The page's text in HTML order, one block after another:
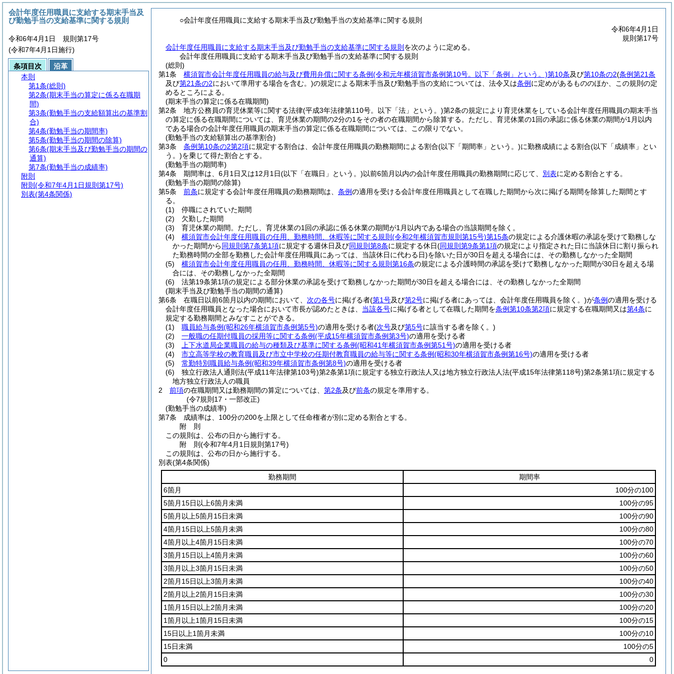
○会計年度任用職員に支給する期末手当及び勤勉手当の支給基準に関する規則
令和6年4月1日
規則第17号
会計年度任用職員に支給する期末手当及び勤勉手当の支給基準に関する規則 を次のように定める。
会計年度任用職員に支給する期末手当及び勤勉手当の支給基準に関する規則
(総則)
第1条
横須賀市会計年度任用職員の給与及び費用弁償に関する条例(令和元年横須賀市条例第10号。以下「条例」という。)第10条及び第10条の2(条例第21条
及び第21条の2において準用する場合を含む。)の規定による期末手当及び勤勉手当の支給については、法令又は条例 に定めがあるもののほか、この規則の定
めるところによる。
(期末手当の算定に係る在職期間)
第2条
地方公務員の育児休業等に関する法律(平成3年法律第110号。以下「法」という。)第2条の規定により育児休業をしている会計年度任用職員の期末手当
の算定に係る在職期間については、育児休業の期間の2分の1をその者の在職期間から除算する。 ただし、育児休業の1回の承認に係る休業の期間が1月以内
である場合の会計年度任用職員の期末手当の算定に係る在職期間については、この限りでない。
(勤勉手当の支給額算出の基準割合)
第3条
条例第10条の2第2項に規定する割合は、会計年度任用職員の勤務期間による割合(以下「期間率」という。)に勤務成績による割合(以下「成績率」とい
う。)を乗じて得た割合とする。
(勤勉手当の期間率)
第4条
期間率は、6月1日又は12月1日(以下「在職日」という。)以前6箇月以内の会計年度任用職員の勤務期間に応じて、 別表に定める割合とする。
(勤勉手当の期間の除算)
第5条
前条に規定する会計年度任用職員の勤務期間は、 条例の適用を受ける会計年度任用職員として在職した期間から次に掲げる期間を除算した期間とす
る。
(1)
停職にされていた期間
(2)
欠勤した期間
(3)
育児休業の期間。 ただし、育児休業の1回の承認に係る休業の期間が1月以内である場合の当該期間を除く。
(4)
横須賀市会計年度任用職員の任用、勤務時間、休暇等に関する規則 (令和2年横須賀市規則第15号)第15条の規定による介護休暇の承認を受けて勤務しな
かった期間から同規則第7条第1項に規定する週休日及び同規則第8条に規定する休日(同規則第9条第1項の規定により指定された日に当該休日に割り振られ
た勤務時間の全部を勤務した会計年度任用職員にあっては、当該休日に代わる日)を除いた日が30日を超える場合には、その勤務しなかった全期間
(5)
横須賀市会計年度任用職員の任用、勤務時間、休暇等に関する規則第16条の規定による介護時間の承認を受けて勤務しなかった期間が30日を超える場
合には、その勤務しなかった全期間
(6)
法第19条第1項の規定による部分休業の承認を受けて勤務しなかった期間が30日を超える場合には、その勤務しなかった全期間
(期末手当及び勤勉手当の期間の通算)
第6条
在職日以前6箇月以内の期間において、 次の各号に掲げる者(第1号及び第2号に掲げる者にあっては、会計年度任用職員を除く。)が条例の適用を受ける
会計年度任用職員となった場合において市長が認めたときは、 当該各号に掲げる者として在職した期間を条例第10条第2項に規定する在職期間又は第4条に
規定する勤務期間とみなすことができる。
(1)
職員給与条例(昭和26年横須賀市条例第5号)の適用を受ける者(次号及び第5号に該当する者を除く。)
(2)
一般職の任期付職員の採用等に関する条例(平成15年横須賀市条例第3号)の適用を受ける者
(3)
上下水道局企業職員の給与の種類及び基準に関する条例(昭和41年横須賀市条例第51号)の適用を受ける者
(4)
市立高等学校の教育職員及び市立中学校の任期付教育職員の給与等に関する条例(昭和30年横須賀市条例第16号)の適用を受ける者
(5)
常勤特別職員給与条例(昭和39年横須賀市条例第8号)の適用を受ける者
(6)
独立行政法人通則法(平成11年法律第103号)第2条第1項に規定する独立行政法人又は地方独立行政法人法(平成15年法律第118号)第2条第1項に規定する
地方独立行政法人の職員
2
前項の在職期間又は勤務期間の算定については、 第2条及び前条の規定を準用する。
(令7規則17・一部改正)
(勤勉手当の成績率)
第7条
成績率は、100分の200を上限として任命権者が別に定める割合とする。
附 則
この規則は、公布の日から施行する。
附 則(令和7年4月1日規則第17号)
この規則は、公布の日から施行する。
別表(第4条関係)
勤務期間
期間率
6箇月
100分の100
5箇月15日以上6箇月未満
100分の95
5箇月以上5箇月15日未満
100分の90
4箇月15日以上5箇月未満
100分の80
4箇月以上4箇月15日未満
100分の70
3箇月15日以上4箇月未満
100分の60
3箇月以上3箇月15日未満
100分の50
2箇月15日以上3箇月未満
100分の40
2箇月以上2箇月15日未満
100分の30
1箇月15日以上2箇月未満
100分の20
1箇月以上1箇月15日未満
100分の15
15日以上1箇月未満
100分の10
15日未満
100分の5
0
0
会計年度任用職員に支給する期末手当及
び勤勉手当の支給基準に関する規則
令和6年4月1日 規則第17号
(令和7年4月1日施行)
条項目次
沿革
本則
第1条(総則)
第2条(期末手当の算定に係る在職期
間)
第3条(勤勉手当の支給額算出の基準割
合)
第4条(勤勉手当の期間率)
第5条(勤勉手当の期間の除算)
第6条(期末手当及び勤勉手当の期間の
通算)
第7条(勤勉手当の成績率)
附則
附則 (令和7年4月1日規則第17号)
別表(第4条関係)